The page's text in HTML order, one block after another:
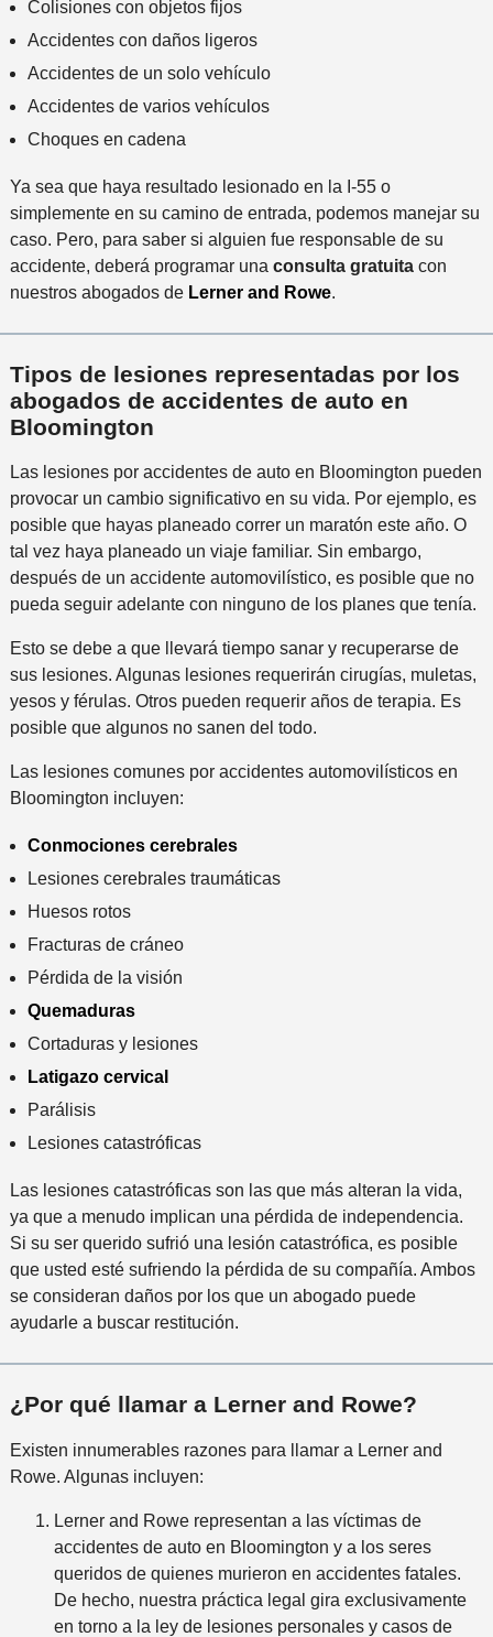
n
t
Colisiones con objetos fijos
Accidentes con daños ligeros
Accidentes de un solo vehículo
Accidentes de varios vehículos
Choques en cadena
Ya sea que haya resultado lesionado en la I-55 o
simplemente en su camino de entrada, podemos manejar su
caso. Pero, para saber si alguien fue responsable de su
accidente, deberá programar una consulta gratuitacon
nuestros abogados deLerner and Rowe.
Tipos de lesiones representadas por los
abogados de accidentes de auto en
Bloomington
Las lesiones por accidentes de auto en Bloomington pueden
provocar un cambio significativo en su vida. Por ejemplo, es
posible que hayas planeado correr un maratón este año. O
tal vez haya planeado un viaje familiar. Sin embargo,
después de un accidente automovilístico, es posible que no
pueda seguir adelante con ninguno de los planes que tenía.
Esto se debe a que llevará tiempo sanar y recuperarse de
sus lesiones. Algunas lesiones requerirán cirugías, muletas,
yesos y férulas. Otros pueden requerir años de terapia. Es
posible que algunos no sanen del todo.
Las lesiones comunes por accidentes automovilísticos en
Bloomington incluyen:
Conmociones cerebrales
Lesiones cerebrales traumáticas
Huesos rotos
Fracturas de cráneo
Pérdida de la visión
Quemaduras
Cortaduras y lesiones
Latigazo cervical
Parálisis
Lesiones catastróficas
Las lesiones catastróficas son las que más alteran la vida,
ya que a menudo implican una pérdida de independencia.
Si su ser querido sufrió una lesión catastrófica, es posible
que usted esté sufriendo la pérdida de su compañía. Ambos
se consideran daños por los que un abogado puede
ayudarle a buscar restitución.
¿Por qué llamar a Lerner and Rowe?
Existen innumerables razones para llamar a Lerner and
Rowe. Algunas incluyen:
Lerner and Rowe representan a las víctimas de
accidentes de auto en Bloomington y a los seres
queridos de quienes murieron en accidentes fatales.
De hecho, nuestra práctica legal gira exclusivamente
en torno a la ley de lesiones personales y casos de